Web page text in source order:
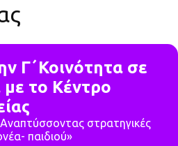
Γ΄Κοινότητα σε
το Κέντρο
στρατηγικές
παιδιού»